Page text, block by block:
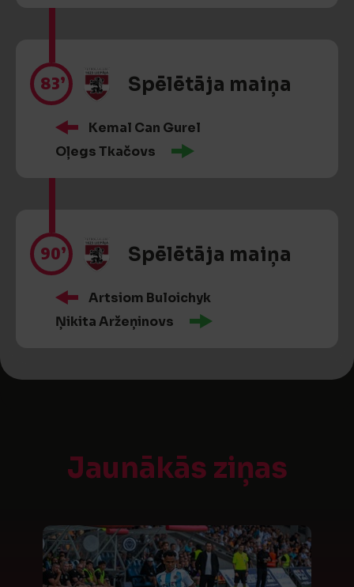
83’ Spēlētāja maiņa
Kemal Can Gurel
Oļegs Tkačovs
90’ Spēlētāja maiņa
Artsiom Buloichyk
Ņikita Aržeņinovs
Jaunākās ziņas